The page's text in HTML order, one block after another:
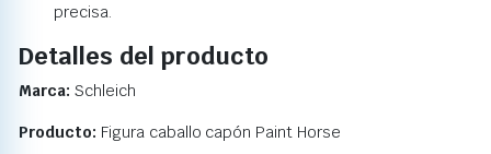
precisa.
Detalles del producto
Marca: Schleich
Producto: Figura caballo capón Paint Horse